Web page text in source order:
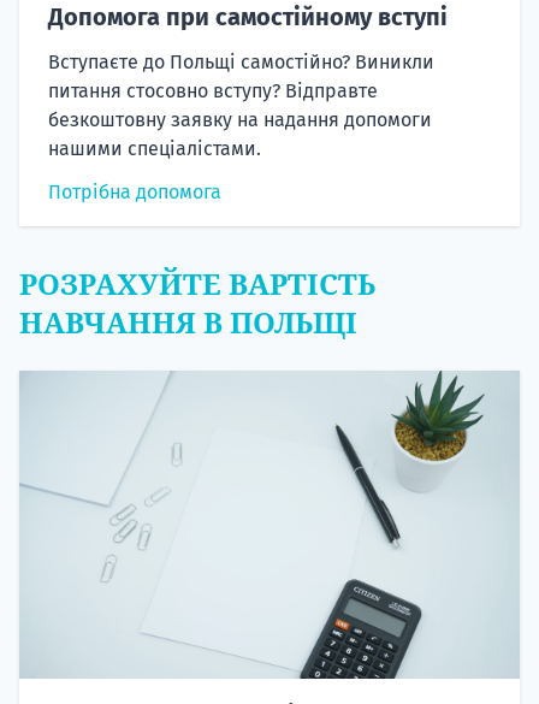
Допомога при самостійному вступі
Вступаєте до Польщі самостійно? Виникли
питання стосовно вступу? Відправте
безкоштовну заявку на надання допомоги
нашими спеціалістами.
Потрібна допомога
РОЗРАХУЙТЕ ВАРТІСТЬ
НАВЧАННЯ В ПОЛЬЩІ